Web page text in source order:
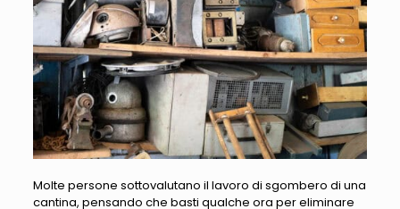
Molte persone sottovalutano il lavoro di sgombero di una
cantina, pensando che basti qualche ora per eliminare